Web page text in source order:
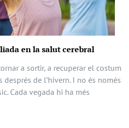
en la salut cerebral
a sortir, a recuperar el costum
de l’hivern. I no és només
Cada vegada hi ha més